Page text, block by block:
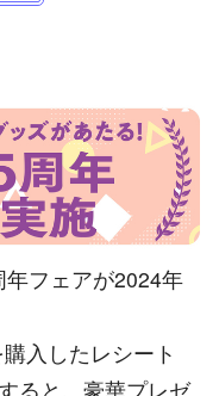
フェアが2024年
入したレシート
ると、豪華プレゼ